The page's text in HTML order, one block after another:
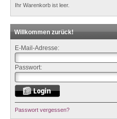
Ihr Warenkorb ist leer.
Willkommen zurück!
E-Mail-Adresse:
Passwort:
Passwort vergessen?